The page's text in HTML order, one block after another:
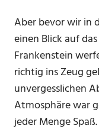
Aber bevor wir in
einen Blick auf
Frankenstein
richtig ins Zeug
unvergesslichen
Atmosphäre war
jeder Menge Spaß.